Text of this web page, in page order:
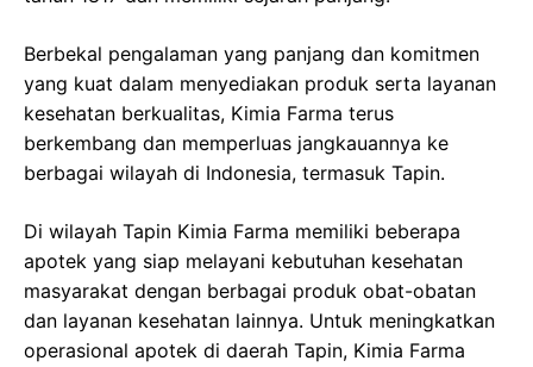
Berbekal pengalaman yang panjang dan komitmen
yang kuat dalam menyediakan produk serta layanan
kesehatan berkualitas, Kimia Farma terus
berkembang dan memperluas jangkauannya ke
berbagai wilayah di Indonesia, termasuk Tapin.
Di wilayah Tapin Kimia Farma memiliki beberapa
apotek yang siap melayani kebutuhan kesehatan
masyarakat dengan berbagai produk obat-obatan
dan layanan kesehatan lainnya. Untuk meningkatkan
operasional apotek di daerah Tapin, Kimia Farma